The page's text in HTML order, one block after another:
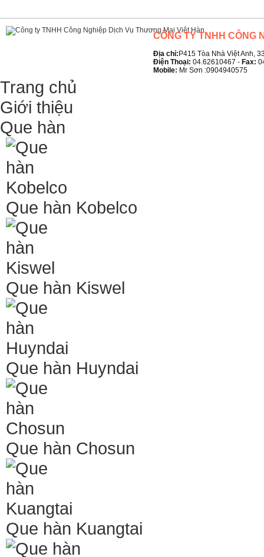
CÔNG TY TNHH CÔNG
Địa chỉ: P415 Tòa Nhà Việt Anh,
Điện Thoại: 04.62610467 - Fax:
Mobile: Mr Sơn :0904940575
Trang chủ
Giới thiệu
Que hàn
Que hàn Kobelco
Que hàn Kiswel
Que hàn Huyndai
Que hàn Chosun
Que hàn Kuangtai